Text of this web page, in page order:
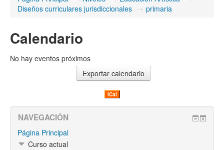
Diseños curriculares jurisdiccionales → primaria
Calendario
No hay eventos próximos
iCal
NAVEGACIÓN
Página Principal
Curso actual